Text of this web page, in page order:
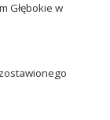
Głębokie w